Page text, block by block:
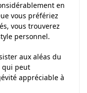
en
vous préfériez
vous trouverez
personnel.
aux aléas du
qui peut
appréciable à